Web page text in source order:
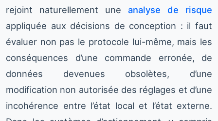
rejoint naturellement une analyse de risque
appliquée aux décisions de conception : il faut
évaluer non pas le protocole lui-même, mais les
conséquences d’une commande erronée, de
données devenues obsolètes, d’une
modification non autorisée des réglages et d’une
incohérence entre l’état local et l’état externe.